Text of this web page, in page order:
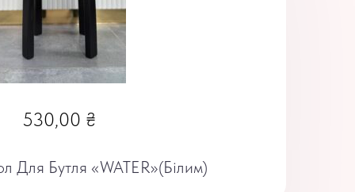
530,00 ₴
Для Бутля «WATER»(білим)